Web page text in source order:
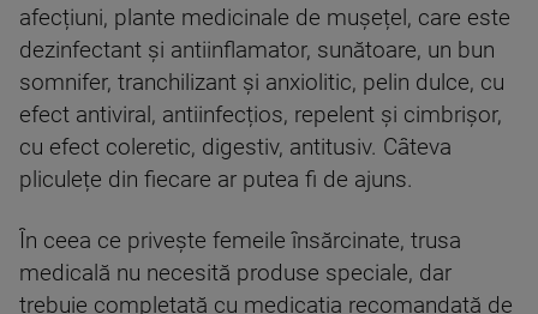
afecțiuni, plante medicinale de mușețel, care este
dezinfectant și antiinflamator, sunătoare, un bun
somnifer, tranchilizant și anxiolitic, pelin dulce, cu
efect antiviral, antiinfecțios, repelent și cimbrișor,
cu efect coleretic, digestiv, antitusiv. Câteva
pliculețe din fiecare ar putea fi de ajuns.
În ceea ce privește femeile însărcinate, trusa
medicală nu necesită produse speciale, dar
trebuie completată cu medicația recomandată de